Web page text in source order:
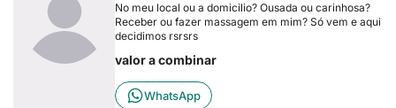
No meu local ou a domicilio? Ousada ou carinhosa?
Receber ou fazer massagem em mim? Só vem e aqui
decidimos rsrsrs
valor a combinar
WhatsApp